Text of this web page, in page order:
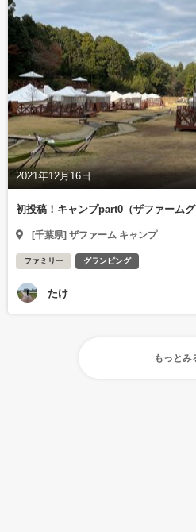
2021年12月16日
初投稿！キャンプpart0（ザファームグ
[千葉県] ザファーム キャンプ
ファミリー グランピング
たけ
もっとみ